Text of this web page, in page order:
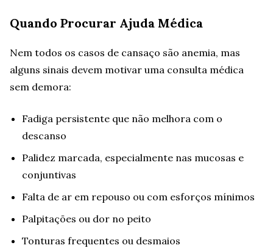
Quando Procurar Ajuda Médica
Nem todos os casos de cansaço são anemia, mas
alguns sinais devem motivar uma consulta médica
sem demora:
Fadiga persistente que não melhora com o
descanso
Palidez marcada, especialmente nas mucosas e
conjuntivas
Falta de ar em repouso ou com esforços mínimos
Palpitações ou dor no peito
Tonturas frequentes ou desmaios